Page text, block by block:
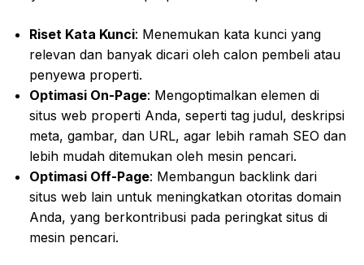
Riset Kata Kunci: Menemukan kata kunci yang
relevan dan banyak dicari oleh calon pembeli atau
penyewa properti.
Optimasi On-Page: Mengoptimalkan elemen di
situs web properti Anda, seperti tag judul, deskripsi
meta, gambar, dan URL, agar lebih ramah SEO dan
lebih mudah ditemukan oleh mesin pencari.
Optimasi Off-Page: Membangun backlink dari
situs web lain untuk meningkatkan otoritas domain
Anda, yang berkontribusi pada peringkat situs di
mesin pencari.